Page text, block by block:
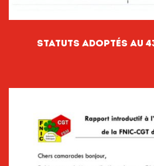
Statuts Adoptés Au